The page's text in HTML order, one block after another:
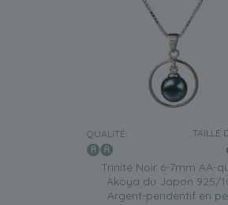
QUALITÉ: TAILLE
Trinité Noir 6-7mm AA-
Akoya du Japon 925/
Argent-pendentif en